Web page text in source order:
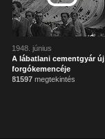
1948. június
A lábatlani cementgyár új
forgókemencéje
81597 megtekintés